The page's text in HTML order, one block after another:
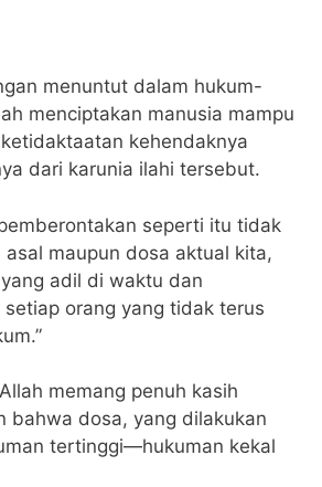
menuntut dalam hukum-
menciptakan manusia mampu
kehendaknya
dari karunia ilahi tersebut.
seperti itu tidak
maupun dosa aktual kita,
adil di waktu dan
orang yang tidak terus
Allah memang penuh kasih
bahwa dosa, yang dilakukan
tertinggi—hukuman kekal